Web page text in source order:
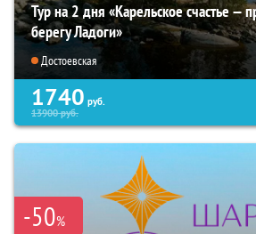
Тур на 2 дня «Карельское счастье —
берегу Ладоги»
Достоевская
1740 руб.
13900руб.
-50%